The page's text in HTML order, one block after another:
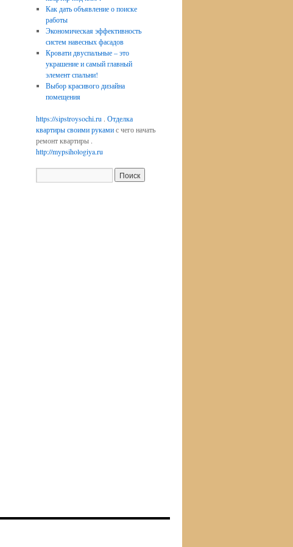
Как дать объявление о поиске
работы
Экономическая эффективность
систем навесных фасадов
Кровати двуспальные – это
украшение и самый главный
элемент спальни!
Выбор красивого дизайна
помещения
https://sipstroysochi.ru . Отделка
квартиры своими рукамис чего начать
ремонт квартиры .
http://mypsihologiya.ru